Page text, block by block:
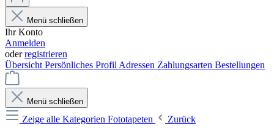
Menü schließen
Ihr Konto
Anmelden
oderregistrieren
Übersicht Persönliches Profil Adressen Zahlungsarten Bestellungen
Menü schließen
Zeige alle Kategorien Fototapeten
Zurück